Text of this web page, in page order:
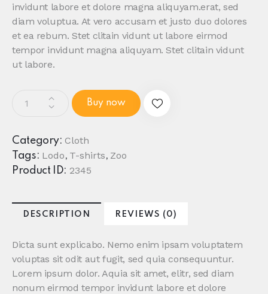
invidunt labore et dolore magna aliquyam.erat, sed
diam voluptua. At vero accusam et justo duo dolores
et ea rebum. Stet clitain vidunt ut labore eirmod
tempor invidunt magna aliquyam. Stet clitain vidunt
ut labore.
Buy now
Category: Cloth
Tags: Lodo, T-shirts, Zoo
Product ID: 2345
DESCRIPTION REVIEWS (0)
Dicta sunt explicabo. Nemo enim ipsam voluptatem
voluptas sit odit aut fugit, sed quia consequuntur.
Lorem ipsum dolor. Aquia sit amet, elitr, sed diam
nonum eirmod tempor invidunt labore et dolore